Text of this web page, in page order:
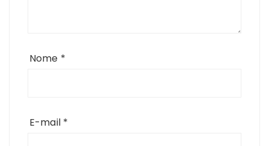
Nome *
E-mail *